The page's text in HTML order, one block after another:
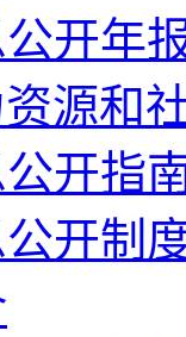
开年
源和
开指
开制